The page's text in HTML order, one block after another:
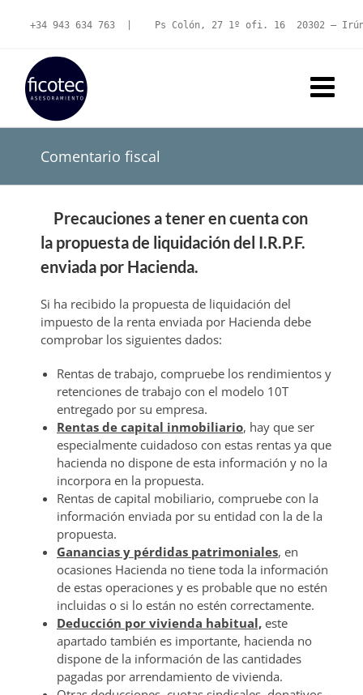
+34 943 634 763 Ps Colón, 27 1º ofi. 16  20302 –
Comentario fiscal
Precauciones a tener en cuenta con
la propuesta de liquidación del I.R.P.F.
enviada por Hacienda.
Si ha recibido la propuesta de liquidación del
impuesto de la renta enviada por Hacienda debe
comprobar los siguientes dados:
Rentas de trabajo, compruebe los rendimientos y
retenciones de trabajo con el modelo 10T
entregado por su empresa.
Rentas de capital inmobiliario, hay que ser
especialmente cuidadoso con estas rentas ya que
hacienda no dispone de esta información y no la
incorpora en la propuesta.
Rentas de capital mobiliario, compruebe con la
información enviada por su entidad con la de la
propuesta.
Ganancias y pérdidas patrimoniales, en
ocasiones Hacienda no tiene toda la información
de estas operaciones y es probable que no estén
incluidas o si lo están no estén correctamente.
Deducción por vivienda habitual, este
apartado también es importante, hacienda no
dispone de la información de las cantidades
pagadas por arrendamiento de vivienda.